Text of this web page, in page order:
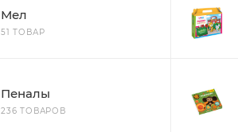
Мел
51 ТОВАР
Пеналы
236 ТОВАРОВ